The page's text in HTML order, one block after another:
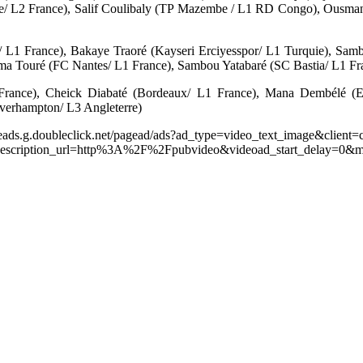
L2 France), Salif Coulibaly (TP Mazembe / L1 RD Congo),
France), Bakaye Traoré (Kayseri Erciyesspor/ L1 Turquie),
Touré (FC Nantes/ L1 France), Sambou Yatabaré (SC Bastia/ L1
Cheick Diabaté (Bordeaux/ L1 France), Mana Dembélé
L3 Angleterre)
pagead/